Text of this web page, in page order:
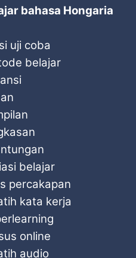
bahasa Hongaria
uji coba
belajar
belajar
percakapan
kata kerja
online
audio